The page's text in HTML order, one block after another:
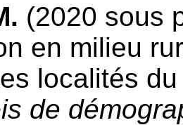
(2020 sous
en milieu
localités
de